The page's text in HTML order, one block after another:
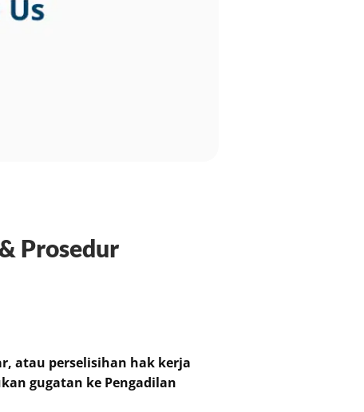
Prosedur
atau perselisihan hak kerja
gugatan ke Pengadilan